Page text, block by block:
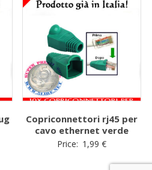
Copriconnettori rj45 per
cavo ethernet verde
Price: 1,99€